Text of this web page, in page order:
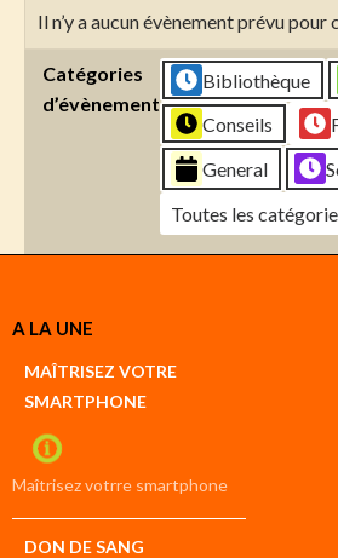
Il n’y a aucun évènement prévu
Catégories
d’évènement
Bibliothèque
Conseils
General
Toutes les
Créer
compte
compte
A LA UNE
MAÎTRISEZ VOTRE
SMARTPHONE
Maîtrisez votrre smartphone
DON DE SANG